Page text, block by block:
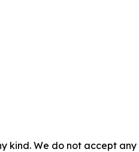
kind. We do not accept